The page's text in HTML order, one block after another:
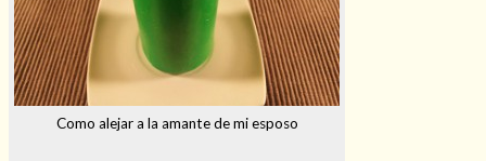
Como alejar a la amante de mi esposo